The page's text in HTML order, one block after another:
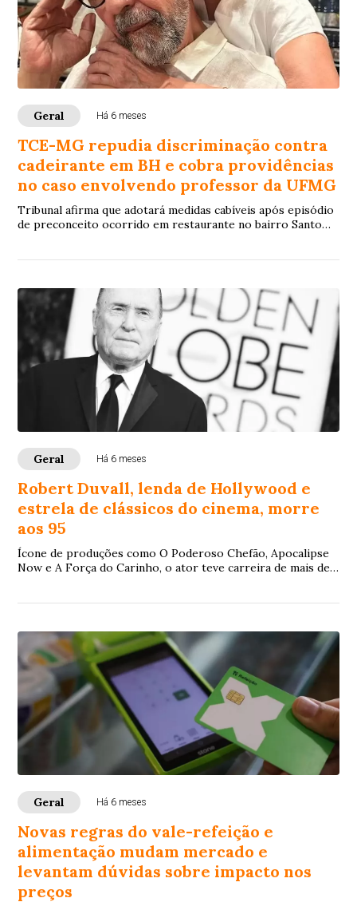
Geral Há 6 meses
TCE-MG repudia discriminação contra
cadeirante em BH e cobra providências
no caso envolvendo professor da UFMG
Tribunal afirma que adotará medidas cabíveis após episódio
de preconceito ocorrido em restaurante no bairro Santo
Geral Há 6 meses
Robert Duvall, lenda de Hollywood e
estrela de clássicos do cinema, morre
aos 95
Ícone de produções como O Poderoso Chefão, Apocalipse
Now e A Força do Carinho, o ator teve carreira de mais de
Geral Há 6 meses
Novas regras do vale-refeição e
alimentação mudam mercado e
levantam dúvidas sobre impacto nos
preços